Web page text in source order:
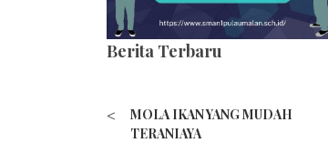
Berita Terbaru
<
MOLA IKAN YANG MUDAH
TERANIAYA